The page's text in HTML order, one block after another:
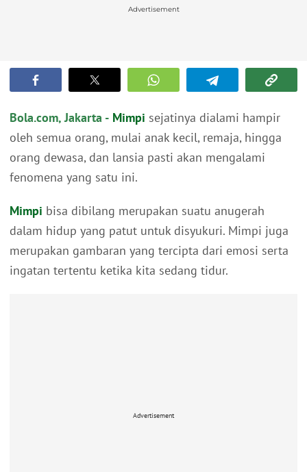
Advertisement
Bola.com, Jakarta - Mimpi sejatinya dialami hampir
oleh semua orang, mulai anak kecil, remaja, hingga
orang dewasa, dan lansia pasti akan mengalami
fenomena yang satu ini.
Mimpi bisa dibilang merupakan suatu anugerah
dalam hidup yang patut untuk disyukuri. Mimpi juga
merupakan gambaran yang tercipta dari emosi serta
ingatan tertentu ketika kita sedang tidur.
Advertisement